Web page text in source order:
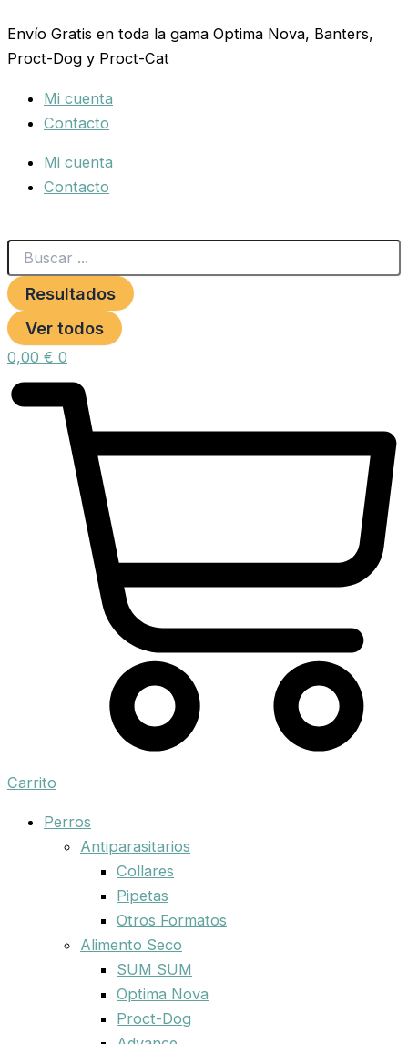
al
contenido
Envío Gratis en toda la gama Optima Nova, Banters,
Proct-Dog y Proct-Cat
Mi cuenta
Contacto
Mi cuenta
Contacto
...
Resultados
Ver todos
0,00 € 0
Carrito
Perros
Antiparasitarios
Collares
Pipetas
Otros Formatos
Alimento Seco
SUM SUM
Optima Nova
Proct-Dog
ACERO
TEMPLADO
800GR.190X120